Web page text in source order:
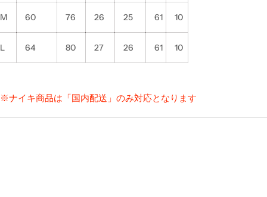
M 60 76 26 25 61 10
L 64 80 27 26 61 10
※ナイキ商品は「国内配送」のみ対応となります